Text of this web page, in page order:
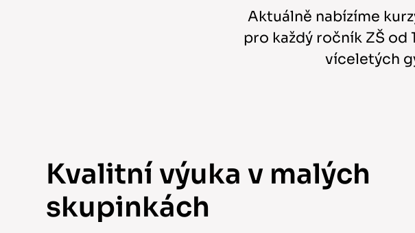
Aktuálně nabízíme
pro každý ročník ZŠ
víceletých
Kvalitní výuka v malých
skupinkách